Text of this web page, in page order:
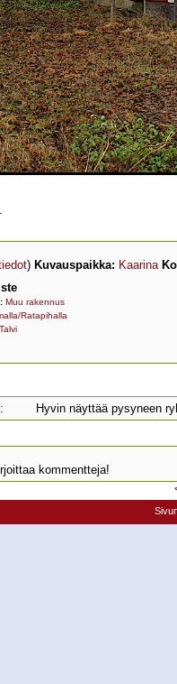
) Kuvauspaikka: Kaarina
Muu rakennus
Ratapihalla
Talvi
: Hyvin näyttää pysyneen
kommentteja!